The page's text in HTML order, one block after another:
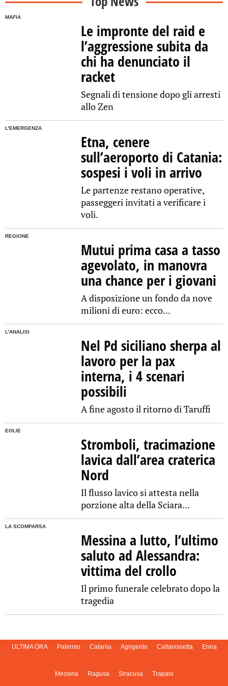
MAFIA
Le impronte del raid e
l’aggressione subita da
chi ha denunciato il
racket
Segnali di tensione dopo gli arresti
allo Zen
L'EMERGENZA
Etna, cenere
sull’aeroporto di Catania:
sospesi i voli in arrivo
Le partenze restano operative,
passeggeri invitati a verificare i
voli.
REGIONE
Mutui prima casa a tasso
agevolato, in manovra
una chance per i giovani
A disposizione un fondo da nove
milioni di euro: ecco...
L'ANALISI
Nel Pd siciliano sherpa al
lavoro per la pax
interna, i 4 scenari
possibili
A fine agosto il ritorno di Taruffi
EOLIE
Stromboli, tracimazione
lavica dall’area craterica
Nord
Il flusso lavico si attesta nella
porzione alta della Sciara...
LA SCOMPARSA
Messina a lutto, l’ultimo
saluto ad Alessandra:
vittima del crollo
Il primo funerale celebrato dopo la
tragedia
ULTIMA ORA Palermo Catania Agrigento Caltanissetta Enna
Messina Ragusa Siracusa Trapani